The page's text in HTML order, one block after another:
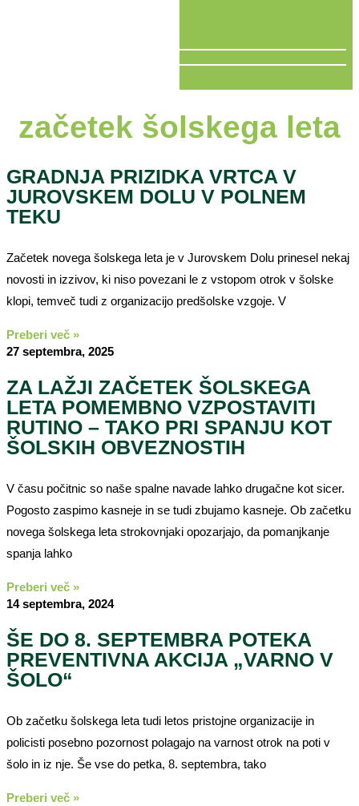
začetek šolskega leta
GRADNJA PRIZIDKA VRTCA V
JUROVSKEM DOLU V POLNEM
TEKU
Začetek novega šolskega leta je v Jurovskem Dolu prinesel nekaj
novosti in izzivov, ki niso povezani le z vstopom otrok v šolske
klopi, temveč tudi z organizacijo predšolske vzgoje. V
Preberi več »
27 septembra, 2025
ZA LAŽJI ZAČETEK ŠOLSKEGA
LETA POMEMBNO VZPOSTAVITI
RUTINO – TAKO PRI SPANJU KOT
ŠOLSKIH OBVEZNOSTIH
V času počitnic so naše spalne navade lahko drugačne kot sicer.
Pogosto zaspimo kasneje in se tudi zbujamo kasneje. Ob začetku
novega šolskega leta strokovnjaki opozarjajo, da pomanjkanje
spanja lahko
Preberi več »
14 septembra, 2024
ŠE DO 8. SEPTEMBRA POTEKA
PREVENTIVNA AKCIJA „VARNO V
ŠOLO“
Ob začetku šolskega leta tudi letos pristojne organizacije in
policisti posebno pozornost polagajo na varnost otrok na poti v
šolo in iz nje. Še vse do petka, 8. septembra, tako
Preberi več »